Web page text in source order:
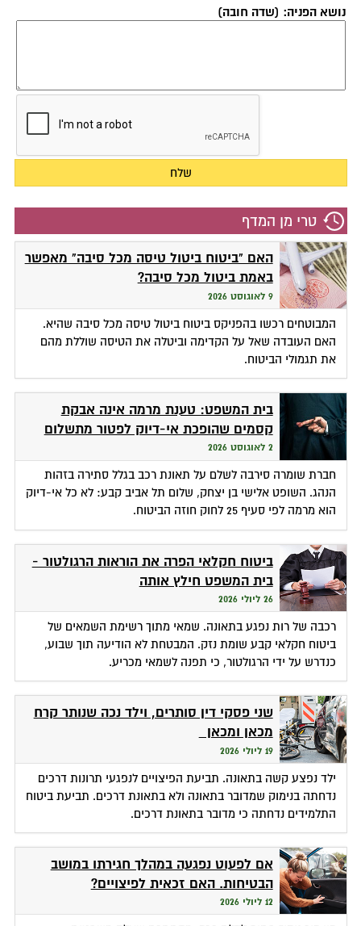
נושא הפניה: (שדה חובה)
טרי מן המדף
האם "ביטוח ביטול טיסה מכל סיבה" מאפשר
באמת ביטול מכל סיבה?
9 לאוגוסט 2026
המבוטחים רכשו בהפניקס ביטוח ביטול טיסה מכל סיבה שהיא.
האם העובדה שאל על הקדימה וביטלה את הטיסה שוללת מהם
את תגמולי הביטוח.
בית המשפט: טענת מרמה אינה אבקת
קסמים שהופכת אי-דיוק לפטור מתשלום
2 לאוגוסט 2026
חברת שומרה סירבה לשלם על תאונת רכב בגלל סתירה בזהות
הנהג. השופט אלישי בן יצחק, שלום תל אביב קבע: לא כל אי-דיוק
הוא מרמה לפי סעיף 25 לחוק חוזה הביטוח.
ביטוח חקלאי הפרה את הוראות הרגולטור -
בית המשפט חילץ אותה
26 ליולי 2026
רכבה של רות נפגע בתאונה. שמאי מתוך רשימת השמאים של
ביטוח חקלאי קבע שומת נזק. המבטחת לא הודיעה תוך שבוע,
כנדרש על ידי הרגולטור, כי תפנה לשמאי מכריע.
שני פסקי דין סותרים, וילד נכה שנותר קרח
מכאן ומכאן
19 ליולי 2026
ילד נפצע קשה בתאונה. תביעת הפיצויים לנפגעי תרונות דרכים
נדחתה בנימוק שמדובר בתאונה ולא בתאונת דרכים. תביעת ביטוח
התלמידים נדחתה כי מדובר בתאונת דרכים.
אם לפעוט נפגעה במהלך חגירתו במושב
הבטיחות. האם זכאית לפיצויים?
12 ליולי 2026